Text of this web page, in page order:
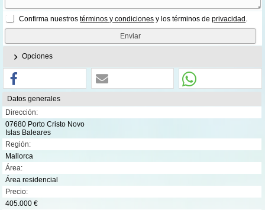
Confirma nuestrostérminos y condiciones y los términos deprivacidad
Opciones
Datos generales
Dirección:
07680 Porto Cristo Novo
Islas Baleares
Región:
Mallorca
Área:
Área residencial
Precio:
405.000 €